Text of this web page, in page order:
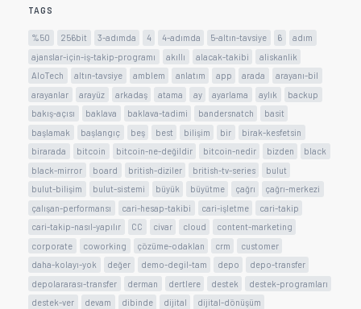
TAGS
%50 256bit 3-adımda 4 4-adımda 5-altın-tavsiye 6
adım
ajanslar-için-iş-takip-programı
akıllı alacak-takibi
aliskanlik
AloTech
altın-tavsiye amblem anlatım app arada
arayanı-bil
arayanlar
arayüz arkadaş atama ay ayarlama aylık
backup
bakış-açısı
baklava baklava-tadimi bandersnatch
basit
başlamak
başlangıç beş best bilişim bir
birak-kesfetsin
birarada
bitcoin bitcoin-ne-değildir bitcoin-nedir bizden
black
black-mirror
board british-diziler british-tv-series
bulut
bulut-bilişim
bulut-sistemi büyük büyütme çağrı
çağrı-merkezi
çalışan-performansı
cari-hesap-takibi cari-işletme
cari-takip
cari-takip-nasıl-yapılır
CC civar cloud
content-marketing
corporate
coworking çözüme-odaklan crm
customer
daha-kolayı-yok
değer demo-degil-tam depo
depo-transfer
depolararası-transfer
derman dertlere destek
destek-programları
destek-ver
devam dibinde dijital
dijital-dönüşüm